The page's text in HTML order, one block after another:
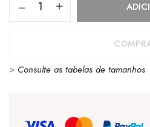
Era
> Consulte as tabelas de tamanhos